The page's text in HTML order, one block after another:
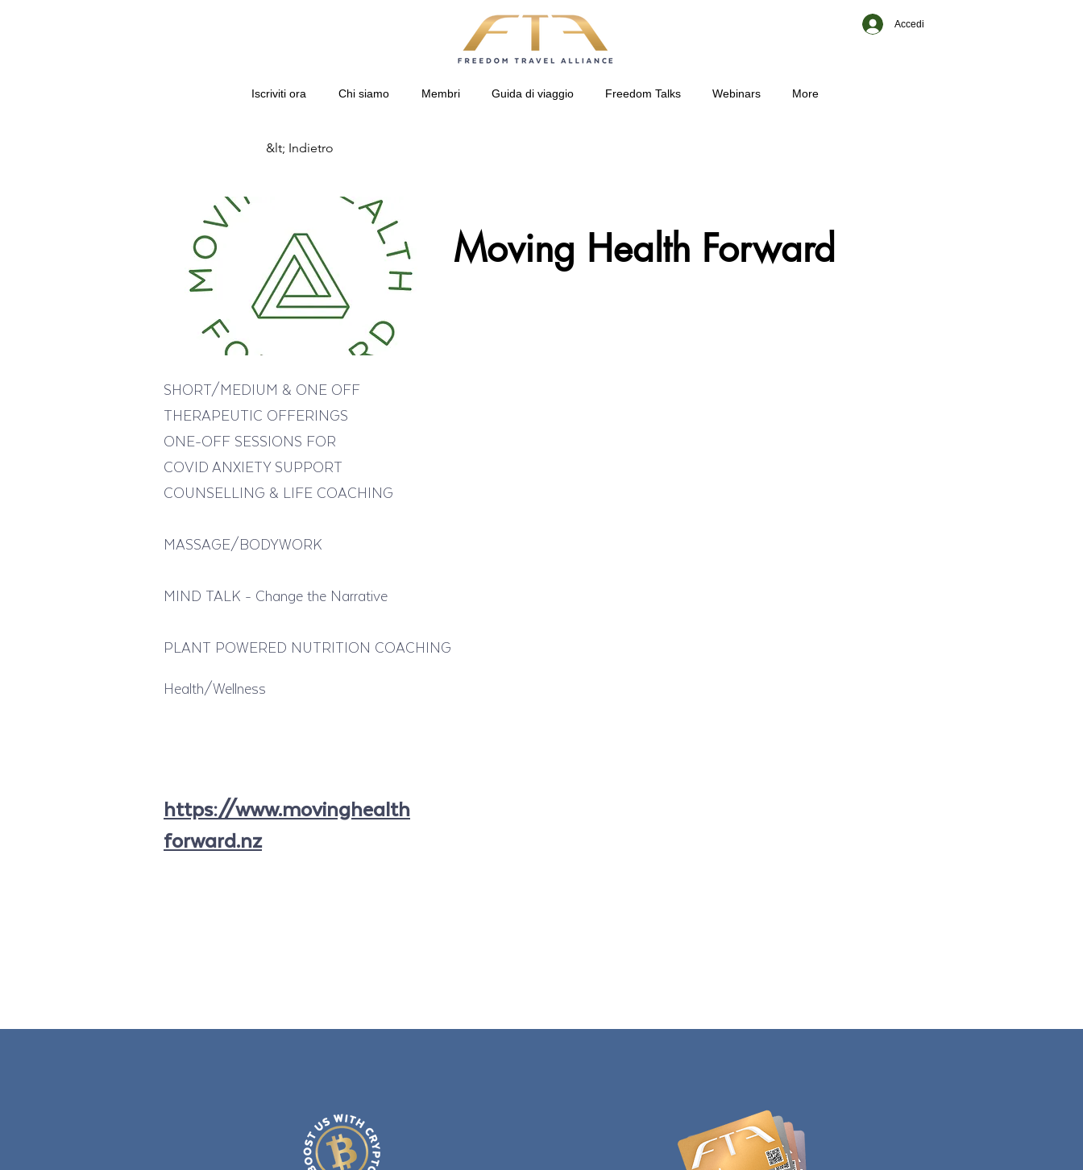
Accedi
Iscriviti ora Chi siamo Membri Guida di viaggio Freedom Talks Webinars More
&lt; Indietro
Moving Health Forward
SHORT/MEDIUM & ONE OFF
THERAPEUTIC OFFERINGS
ONE-OFF SESSIONS FOR
COVID ANXIETY SUPPORT
COUNSELLING & LIFE COACHING
MASSAGE/BODYWORK
MIND TALK - Change the Narrative
PLANT POWERED NUTRITION COACHING
Health/Wellness
https://www.movinghealth
forward.nz